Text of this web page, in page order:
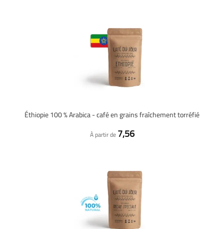
Éthiopie 100 % Arabica - café en grains fraîchement torréfié
À partir de 7,56